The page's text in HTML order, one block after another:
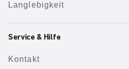
Langlebigkeit
Service & Hilfe
Kontakt